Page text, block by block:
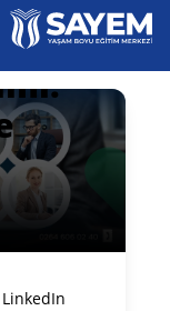
LinkedIn